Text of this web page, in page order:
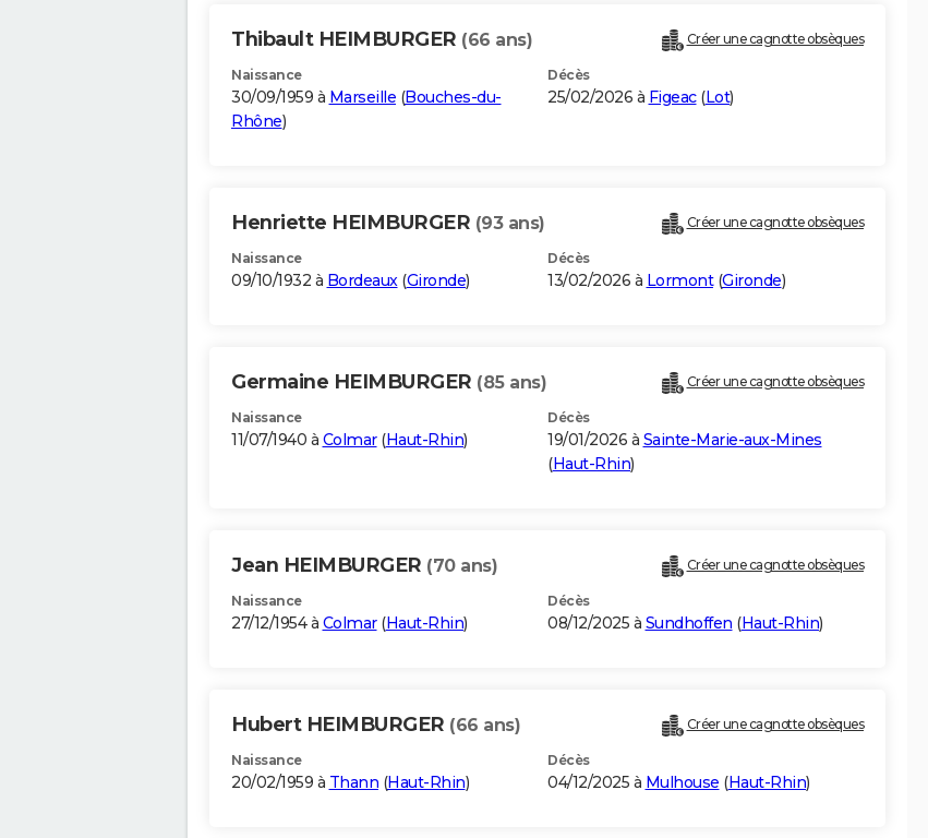
Thibault HEIMBURGER (66 ans) Créer une cagnotte obsèques
Naissance
30/09/1959 à Marseille (Bouches-du-
Rhône)
Décès
25/02/2026 à Figeac(Lot)
Henriette HEIMBURGER (93 ans) Créer une cagnotte obsèques
Naissance
09/10/1932 à Bordeaux(Gironde)
Décès
13/02/2026 à Lormont(Gironde)
Germaine HEIMBURGER (85 ans) Créer une cagnotte obsèques
Naissance
11/07/1940 à Colmar(Haut-Rhin)
Décès
19/01/2026 à Sainte-Marie-aux-Mines
(Haut-Rhin)
Jean HEIMBURGER (70 ans) Créer une cagnotte obsèques
Naissance
27/12/1954 à Colmar(Haut-Rhin)
Décès
08/12/2025 à Sundhoffen (Haut-Rhin)
Hubert HEIMBURGER (66 ans) Créer une cagnotte obsèques
Naissance
20/02/1959 à Thann (Haut-Rhin)
Décès
04/12/2025 à Mulhouse (Haut-Rhin)